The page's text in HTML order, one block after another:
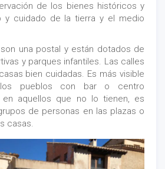
de los bienes históricos y
y cuidado de la tierra y el medio
una postal y están dotados de
y parques infantiles. Las calles
bien cuidadas. Es más visible
pueblos con bar o centro
en aquellos que no lo tienen, es
de personas en las plazas o
casas.